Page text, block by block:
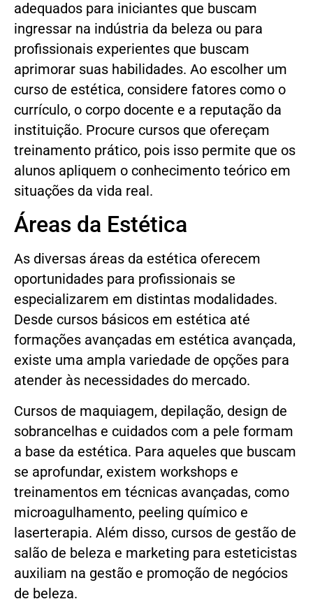
adequados para iniciantes que buscam
ingressar na indústria da beleza ou para
profissionais experientes que buscam
aprimorar suas habilidades. Ao escolher um
curso de estética, considere fatores como o
currículo, o corpo docente e a reputação da
instituição. Procure cursos que ofereçam
treinamento prático, pois isso permite que os
alunos apliquem o conhecimento teórico em
situações da vida real.
Áreas da Estética
As diversas áreas da estética oferecem
oportunidades para profissionais se
especializarem em distintas modalidades.
Desde cursos básicos em estética até
formações avançadas em estética avançada,
existe uma ampla variedade de opções para
atender às necessidades do mercado.
Cursos de maquiagem, depilação, design de
sobrancelhas e cuidados com a pele formam
a base da estética. Para aqueles que buscam
se aprofundar, existem workshops e
treinamentos em técnicas avançadas, como
microagulhamento, peeling químico e
laserterapia. Além disso, cursos de gestão de
salão de beleza e marketing para esteticistas
auxiliam na gestão e promoção de negócios
de beleza.